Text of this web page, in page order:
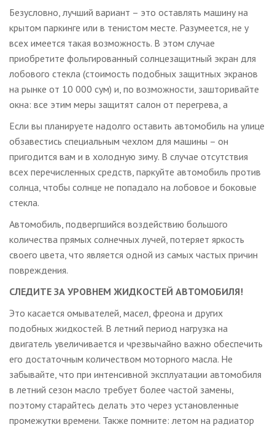
Безусловно, лучший вариант – это оставлять машину на
крытом паркинге или в тенистом месте. Разумеется, не у
всех имеется такая возможность. В этом случае
приобретите фольгированный солнцезащитный экран для
лобового стекла (стоимость подобных защитных экранов
на рынке от 10 000 сум) и, по возможности, зашторивайте
окна: все этим меры защитят салон от перегрева, а
Если вы планируете надолго оставить автомобиль на улице
обзавестись специальным чехлом для машины – он
пригодится вам и в холодную зиму. В случае отсутствия
всех перечисленных средств, паркуйте автомобиль против
солнца, чтобы солнце не попадало на лобовое и боковые
стекла.
Автомобиль, подвергшийся воздействию большого
количества прямых солнечных лучей, потеряет яркость
своего цвета, что является одной из самых частых причин
повреждения.
СЛЕДИТЕ ЗА УРОВНЕМ ЖИДКОСТЕЙ АВТОМОБИЛЯ!
Это касается омывателей, масел, фреона и других
подобных жидкостей. В летний период нагрузка на
двигатель увеличивается и чрезвычайно важно обеспечить
его достаточным количеством моторного масла. Не
забывайте, что при интенсивной эксплуатации автомобиля
в летний сезон масло требует более частой замены,
поэтому старайтесь делать это через установленные
промежутки времени. Также помните: летом на радиатор